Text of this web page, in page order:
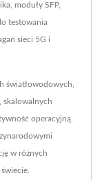
moduły SFP,
testowania
sieci 5G i
światłowodowych,
skalowalnych
operacyjną.
w różnych